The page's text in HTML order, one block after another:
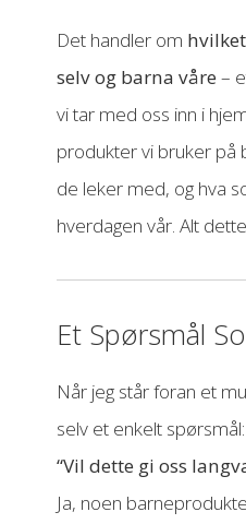
Det handler om
selv og barna våre–
vi tar med oss inn i
produkter vi bruker på
de leker med, og hva
hverdagen vår. Alt
Et Spørsmål
Når jeg står foran et
selv et enkelt spørsmål:
“Vil dette gi oss
Ja, noen